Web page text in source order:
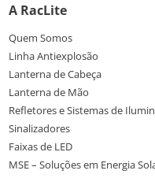
A RacLite
Quem Somos
Linha Antiexplosão
Lanterna de Cabeça
Lanterna de Mão
Refletores e Sistemas de
Sinalizadores
Faixas de LED
MSE – Soluções em Energia